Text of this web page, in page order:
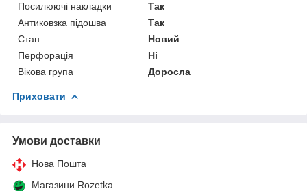
Посилюючі накладки
Так
Антиковзка підошва
Так
Стан
Новий
Перфорація
Ні
Вікова група
Доросла
Приховати
Умови доставки
Нова Пошта
Магазини Rozetka